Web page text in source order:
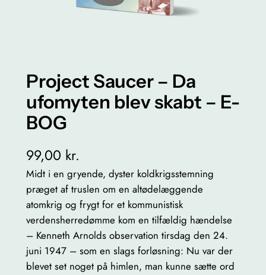
Project Saucer – Da
ufomyten blev skabt – E-
BOG
99,00 kr.
Midt i en gryende, dyster koldkrigsstemning
præget af truslen om en altødelæggende
atomkrig og frygt for et kommunistisk
verdensherredømme kom en tilfældig hændelse
– Kenneth Arnolds observation tirsdag den 24.
juni 1947 – som en slags forløsning: Nu var der
blevet set noget på himlen, man kunne sætte ord